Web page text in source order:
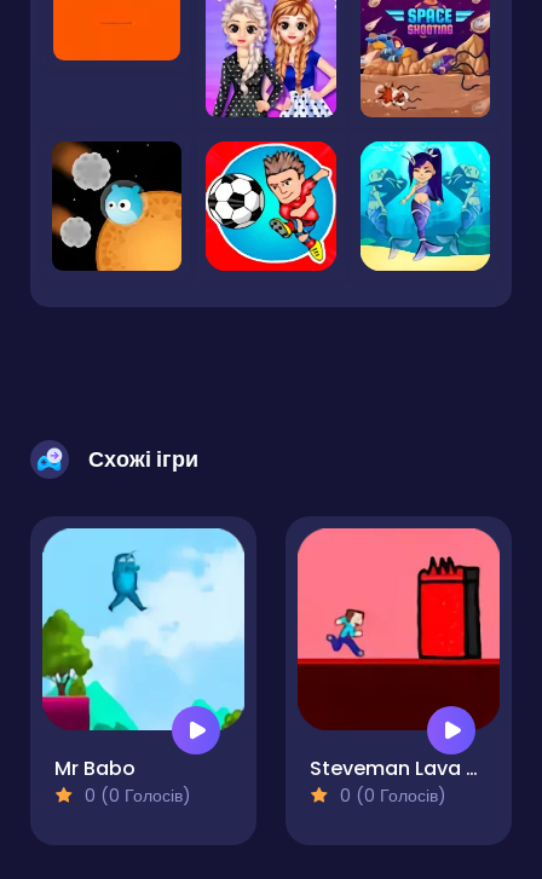
Схожі ігри
Mr Babo
0 (0 Голосів)
Steveman Lava World
0 (0 Голосів)